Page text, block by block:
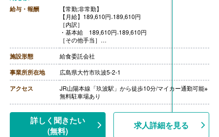
給与・報酬
【常勤;非常勤】
【月給】189,610円₋189,610円
［内訳］
・基本給 189,610円₋189,610円
［その他手当］
・早出手当 1,650円/回
・レイト手当 500円/回
・残業手当（レイト時）
【賞与】年2回（300,000円-405,000円）※前年度実績
【通勤手当】あり（上限30,000円/月）
【昇給】あり（1月あたり280円-360円）※前年度実績
【退職金】あり※勤続3年以上、退職金共済加入
施設形態 給食委託会社
事業所所在地 広島県大竹市玖波5-2-1
アクセス
JR山陽本線「玖波駅」から徒歩10分/マイカー通勤可能※
無料駐車場あり
詳しく聞きたい
(無料)
求人詳細を見る